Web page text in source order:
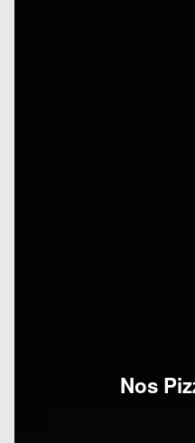
Nos